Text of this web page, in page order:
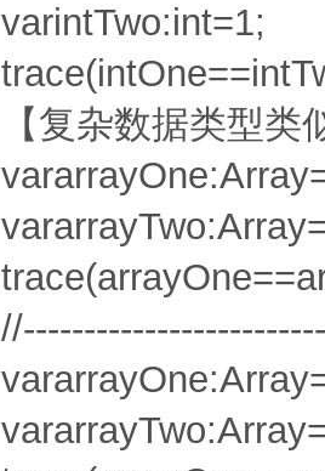
varintTwo:int=1;
【复杂数据类型